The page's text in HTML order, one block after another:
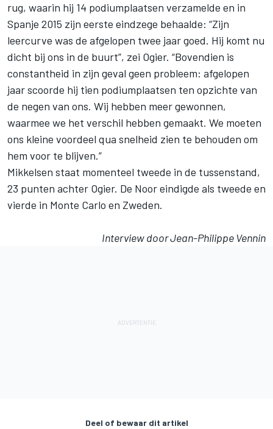
rug, waarin hij 14 podiumplaatsen verzamelde en in
Spanje 2015 zijn eerste eindzege behaalde: “Zijn
leercurve was de afgelopen twee jaar goed. Hij komt nu
dicht bij ons in de buurt”, zei Ogier. “Bovendien is
constantheid in zijn geval geen probleem: afgelopen
jaar scoorde hij tien podiumplaatsen ten opzichte van
de negen van ons. Wij hebben meer gewonnen,
waarmee we het verschil hebben gemaakt. We moeten
ons kleine voordeel qua snelheid zien te behouden om
hem voor te blijven.”
Mikkelsen staat momenteel tweede in de tussenstand,
23 punten achter Ogier. De Noor eindigde als tweede en
vierde in Monte Carlo en Zweden.
Interview door Jean-Philippe Vennin
Deel of bewaar dit artikel